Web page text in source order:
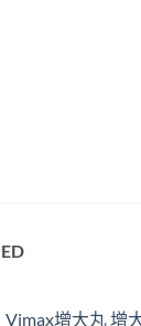
Vimax增大丸 增